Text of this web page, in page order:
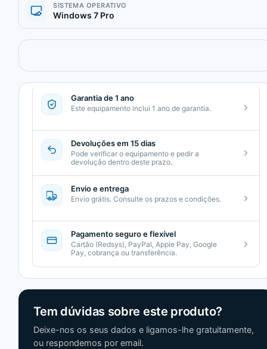
SISTEMA OPERATIVO
Windows 7 Pro
Garantia de 1 ano
Este equipamento inclui 1 ano de garantia.
Devoluções em 15 dias
Pode verificar o equipamento e pedir a
devolução dentro deste prazo.
Envio e entrega
Envio grátis. Consulte os prazos e condições.
Pagamento seguro e flexível
Cartão (Redsys), PayPal, Apple Pay, Google
Pay, cobrança ou transferência.
Tem dúvidas sobre este produto?
Deixe-nos os seus dados e ligamos-lhe gratuitamente,
ou respondemos por email.